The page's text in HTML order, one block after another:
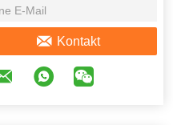
Kontakt